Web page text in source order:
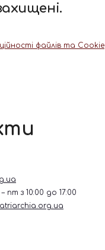
файлів та Cookie
пт з 10:00 до 17:00